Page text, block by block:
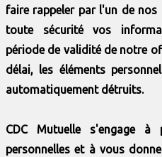
faire rappeler par l'un de nos
toute sécurité vos
période de validité de notre
délai, les éléments
automatiquement détruits.
CDC Mutuelle s'engage à
personnelles et à vous